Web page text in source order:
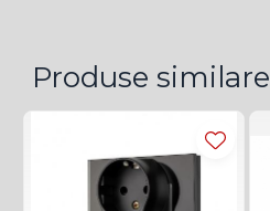
Produse similare